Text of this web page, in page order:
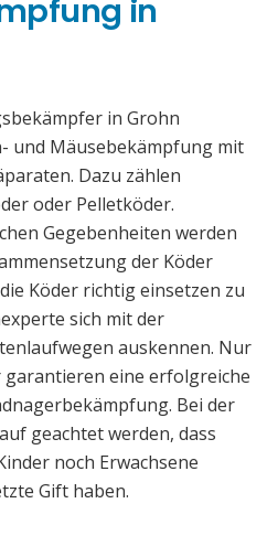
in
in Grohn
und Mäusebekämpfung mit
Dazu zählen
oder Pelletköder.
Gegebenheiten werden
der Köder
Köder richtig einsetzen zu
sich mit der
auskennen. Nur
eine erfolgreiche
Bei der
geachtet werden, dass
noch Erwachsene
Gift haben.